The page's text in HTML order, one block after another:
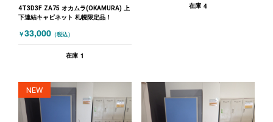
4T3D3F ZA75 オカムラ(OKAMURA) 上
下連結キャビネット 札幌限定品！
￥33,000 （税込）
在庫 1
在庫 4
NEW